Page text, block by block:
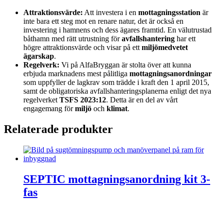
Attraktionsvärde: Att investera i en mottagningsstation är
inte bara ett steg mot en renare natur, det är också en
investering i hamnens och dess ägares framtid. En välutrustad
båthamn med rätt utrustning föravfallshantering har ett
högre attraktionsvärde och visar på ett miljömedvetet
ägarskap.
Regelverk: Vi på AlfaBryggan är stolta över att kunna
erbjuda marknadens mest pålitliga mottagningsanordningar
som uppfyller de lagkrav som trädde i kraft den 1 april 2015,
samt de obligatoriska avfallshanteringsplanerna enligt det nya
regelverket TSFS 2023:12. Detta är en del av vårt
engagemang förmiljö och klimat.
Relaterade produkter
SEPTIC mottagningsanordning kit 3-
fas